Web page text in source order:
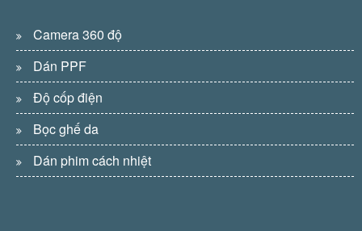
Camera 360 độ
Dán PPF
Độ cốp điện
Bọc ghế da
Dán phim cách nhiệt